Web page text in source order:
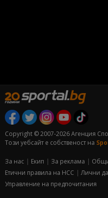
Copyright © 2007-2026 Агенция
Този уебсайт е собственост на
За нас Екип За рекламa
Етични правила на НСС
Лични
Управление на предпочитания